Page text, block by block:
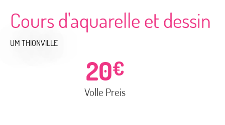
Cours d'aquarelle et dessin
UM THIONVILLE
20€
Volle Preis